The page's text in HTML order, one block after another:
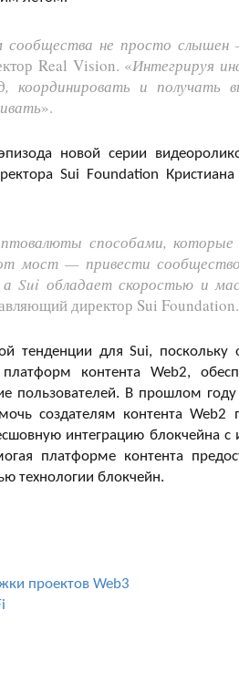
сообщества не просто
Real Vision. «Интегрируя
и получать
».
новой серии
Sui Foundation
способами, которые
мост — привести
Sui обладает скоростью и
директор Sui Foundation.
тенденции для Sui,
контента Web2,
пользователей. В прошлом
создателям контента Web2
интеграцию блокчейна с
платформе контента
технологии блокчейн.
проектов Web3